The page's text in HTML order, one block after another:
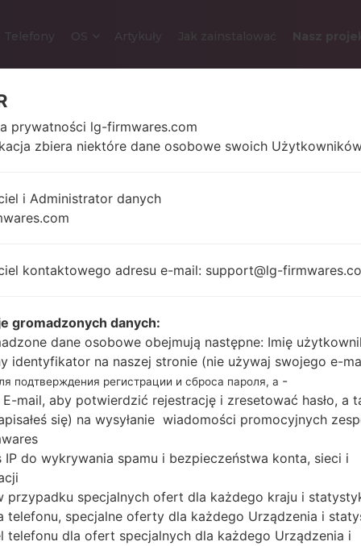
Telefony OS Artykuły Jak zainstalować Nasz
LG C550 (LGC550) Z
(~36.3% stosunek
ekranu do ciała)
pikseli na cal)
600 MHz,
Qualcomm
MSM7227
512MB
Unknown
Buy accessories on
Strona startowa →Seria →LG Optimus Chat →LGC550
prywatności lg-firmwares.com
zbiera niektóre dane osobowe swoich
i Administrator danych
kontaktowego adresu e-mail: support@lg-
gromadzonych danych:
dane osobowe obejmują następne: Imię
identyfikator na naszej stronie (nie używaj swojego e-
подтверждения регистрации и сброса пароля, а -
mail, aby potwierdzić rejestrację i zresetować hasło, a
się) na wysyłanie wiadomości promocyjnych
IP do wykrywania spamu i bezpieczeństwa konta, sieci i
przypadku specjalnych ofert dla każdego kraju i
telefonu, specjalne oferty dla każdego Urządzenia i
telefonu dla ofert specjalnych dla każdego Urządzenia i